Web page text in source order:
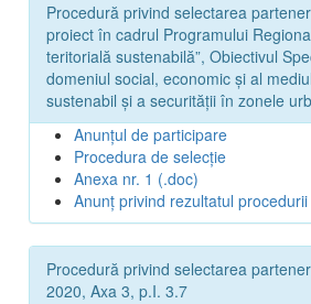
Procedură privind selectarea
proiect în cadrul Programului
teritorială sustenabilă”, Obiectivul
domeniul social, economic și al
sustenabil și a securității în zonele
Anunțul de participare
Procedura de selecție
Anexa nr. 1 (.doc)
Anunț privind rezultatul
Procedură privind selectarea
2020, Axa 3, p.I. 3.7